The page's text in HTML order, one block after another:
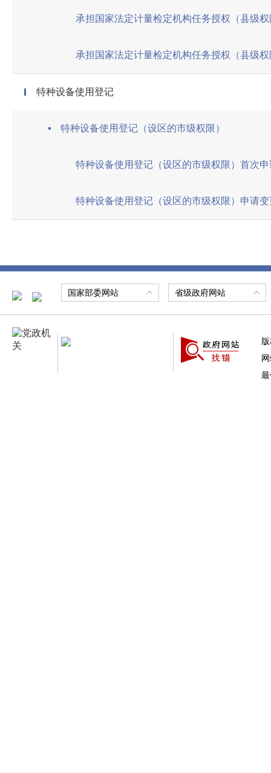
承担国家法定计量检定机构任务授权（县级
承担国家法定计量检定机构任务授权（县级
特种设备使用登记
特种设备使用登记（设区的市级权限）
特种设备使用登记（设区的市级权限）首次申
特种设备使用登记（设区的市级权限）申请变
国家部委网站 省级政府网站